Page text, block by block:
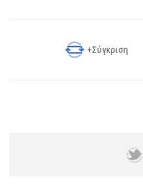
+Σύγκριση